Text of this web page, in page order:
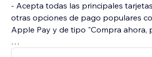
- Acepta todas las principales
otras opciones de pago populares
Apple Pay y de tipo "Compra ahora,